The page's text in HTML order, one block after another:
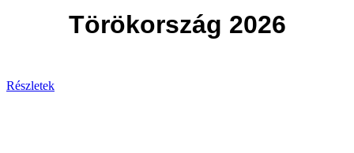
Törökország 2026
Részletek